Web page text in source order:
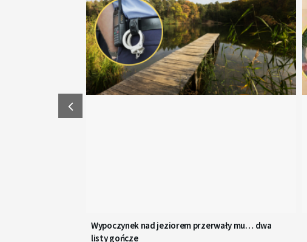
Wypoczynek nad jeziorem przerwały mu… dwa
listy gończe